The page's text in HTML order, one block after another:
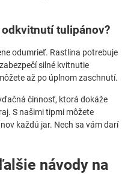
tulipánov?
odumrieť. Rastlina potrebuje
silné kvitnutie
až po úplnom zaschnutí.
činnosť, ktorá dokáže
S našimi tipmi môžete
každú jar. Nech sa vám darí
návody na